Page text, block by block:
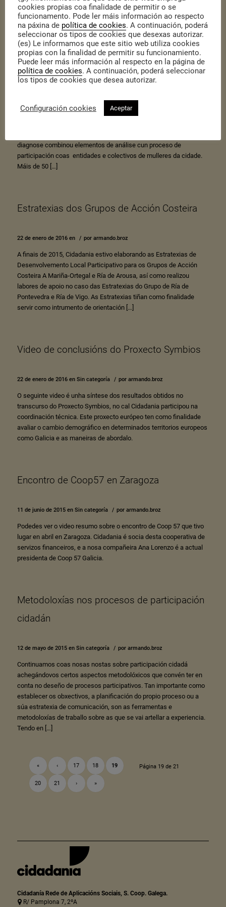
Diagnose Desigualdades para Santiago de
Compostela
22 de enero de 2016 Sin categoría
Cidadania desenvolveu para a Concellería de Igualdade do Concello
de Santiago de Compostela a Diagnose Desigualdades, a cal foi
diagnose combinou elementos de análise cun proceso de
participación coas entidades e colectivos de mulleres da cidade.
Máis de 50 […]
Estratexias dos Grupos de Acción Costeira
22 de enero de 2016 en / por armando.broz
A finais de 2015, Cidadania estivo elaborando as Estratexias de
Desenvolvemento Local Participativo para os Grupos de Acción
Costeira A Mariña-Ortegal e Ría de Arousa, así como realizou
labores de apoio no caso das Estratexias do Grupo de Ría de
Pontevedra e Ría de Vigo. As Estratexias tiñan como finalidade
servir como intrumento de orientación […]
Video de conclusións do Proxecto Symbios
22 de enero de 2016 en Sin categoría / por armando.broz
O seguinte video é unha síntese dos resultados obtidos no
transcurso do Proxecto Symbios, no cal Cidadania participou na
coordinación técnica. Este proxecto európeo ten como finalidade
avaliar o cambio demográfico en determinados territorios europeos
como Galicia e as maneiras de abordalo.
Encontro de Coop57 en Zaragoza
11 de junio de 2015 en Sin categoría / por armando.broz
Podedes ver o video resumo sobre o encontro de Coop 57 que tivo
lugar en abril en Zaragoza. Cidadania é socia desta cooperativa de
servizos financeiros, e a nosa compañeira Ana Lorenzo é a actual
presidenta de Coop 57 Galicia.
Metodoloxías nos procesos de participación
cidadán
12 de mayo de 2015 en Sin categoría / por armando.broz
Continuamos coas nosas nostas sobre participación cidadá
achegándovos certos aspectos metodolóxicos que convén ter en
conta no deseño de procesos participativos. Tan importante como
establecer os obxectivos, a planificación do propio proceso ou a
súa estratexia de comunicación, son as ferramentas e
metodoloxías de traballo sobre as que se vai artellar a experiencia.
Tendo en […]
Página 19 de 21
« ‹ 17 18 19
20 21 › »
Cidadanía Rede de Aplicacións Sociais, S. Coop. Galega.
R/ Pamplona 7, 2ºA
cookies propias coa finalidade de permitir o se
funcionamento. Pode ler máis información ao respecto
na páxina de política de cookies. A continuación, poderá
seleccionar os tipos de cookies que desexas autorizar.
(es) Le informamos que este sitio web utiliza cookies
propias con la finalidad de permitir su funcionamiento.
Puede leer más información al respecto en la página de
política de cookies. A continuación, poderá seleccionar
los tipos de cookies que desea autorizar.
Configuración cookies Aceptar